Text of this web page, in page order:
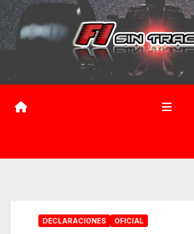
Saltar
contenido
DECLARACIONES OFICIAL